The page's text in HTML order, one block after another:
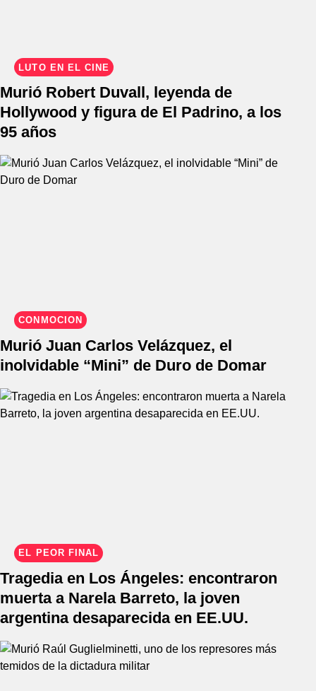
LUTO EN EL CINE
Murió Robert Duvall, leyenda de
Hollywood y figura de El Padrino, a los
95 años
CONMOCIÓN
Murió Juan Carlos Velázquez, el
inolvidable “Mini” de Duro de Domar
EL PEOR FINAL
Tragedia en Los Ángeles: encontraron
muerta a Narela Barreto, la joven
argentina desaparecida en EE.UU.